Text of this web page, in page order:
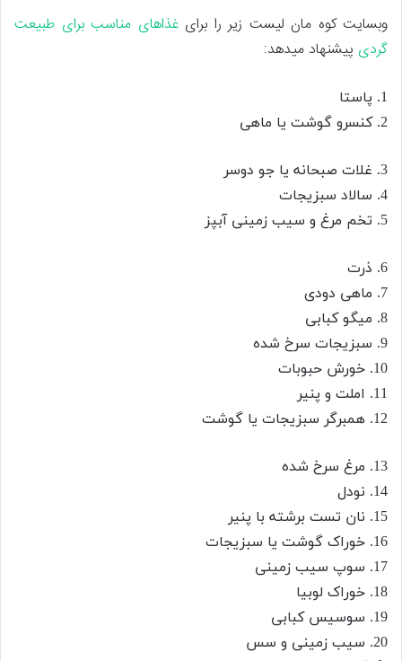
وبسایت کوه مان لیست زیر را برایغذاهای مناسب برای طبیعت
گردی پیشنهاد میدهد:
1. پاستا
2. کنسرو گوشت یا ماهی
3. غلات صبحانه یا جو دوسر
4. سالاد سبزیجات
5. تخم مرغ و سیب زمینی آبپز
6. ذرت
7. ماهی دودی
8. میگو کبابی
9. سبزیجات سرخ شده
10. خورش حبوبات
11. املت و پنیر
12. همبرگر سبزیجات یا گوشت
13. مرغ سرخ شده
14. نودل
15. نان تست برشته با پنیر
16. خوراک گوشت یا سبزیجات
17. سوپ سیب زمینی
18. خوراک لوبیا
19. سوسیس کبابی
20. سیب زمینی و سس